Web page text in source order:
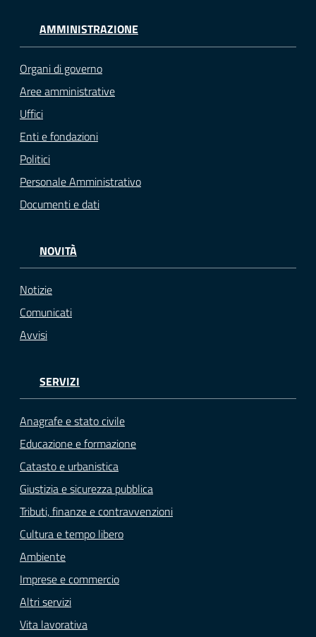
AMMINISTRAZIONE
Organi di governo
Aree amministrative
Uffici
Enti e fondazioni
Politici
Personale Amministrativo
Documenti e dati
NOVITÀ
Notizie
Comunicati
Avvisi
SERVIZI
Anagrafe e stato civile
Educazione e formazione
Catasto e urbanistica
Giustizia e sicurezza pubblica
Tributi, finanze e contravvenzioni
Cultura e tempo libero
Ambiente
Imprese e commercio
Altri servizi
Vita lavorativa